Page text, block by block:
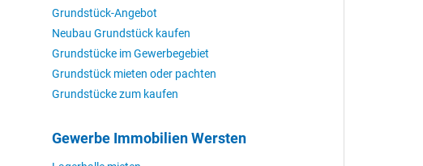
Grundstück-Angebot
Neubau Grundstück kaufen
Grundstücke im Gewerbegebiet
Grundstück mieten oder pachten
Grundstücke zum kaufen
Gewerbe Immobilien Wersten